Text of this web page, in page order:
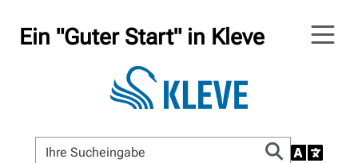
Ein "Guter Start" in Kleve